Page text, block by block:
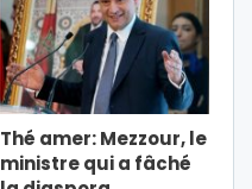
Thé amer: Mezzour, le
ministre qui a fâché